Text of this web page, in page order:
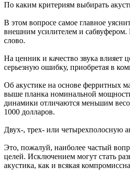
По каким критериям выбирать
В этом вопросе самое главное
внешним усилителем и сабвуфером.
слово.
На ценник и качество звука влияет
серьезную ошибку, приобретая в
Об акустике на основе ферритных
выше планка номинальной
динамики отличаются меньшим
1000 долларов.
Двух-, трех- или четырехполосную
Это, пожалуй, наиболее частый
целей. Исключением могут стать
акустика, как и всякая